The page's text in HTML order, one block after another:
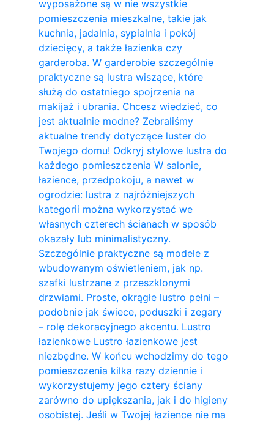
wyposażone są w nie wszystkie
pomieszczenia mieszkalne, takie jak
kuchnia, jadalnia, sypialnia i pokój
dziecięcy, a także łazienka czy
garderoba. W garderobie szczególnie
praktyczne są lustra wiszące, które
służą do ostatniego spojrzenia na
makijaż i ubrania. Chcesz wiedzieć, co
jest aktualnie modne? Zebraliśmy
aktualne trendy dotyczące luster do
Twojego domu! Odkryj stylowe lustra do
każdego pomieszczenia W salonie,
łazience, przedpokoju, a nawet w
ogrodzie: lustra z najróżniejszych
kategorii można wykorzystać we
własnych czterech ścianach w sposób
okazały lub minimalistyczny.
Szczególnie praktyczne są modele z
wbudowanym oświetleniem, jak np.
szafki lustrzane z przeszklonymi
drzwiami. Proste, okrągłe lustro pełni –
podobnie jak świece, poduszki i zegary
– rolę dekoracyjnego akcentu. Lustro
łazienkowe Lustro łazienkowe jest
niezbędne. W końcu wchodzimy do tego
pomieszczenia kilka razy dziennie i
wykorzystujemy jego cztery ściany
zarówno do upiększania, jak i do higieny
osobistej. Jeśli w Twojej łazience nie ma